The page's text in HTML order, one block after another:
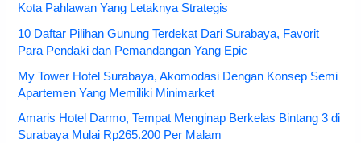
Kota Pahlawan Yang Letaknya Strategis
10 Daftar Pilihan Gunung Terdekat Dari Surabaya, Favorit
Para Pendaki dan Pemandangan Yang Epic
My Tower Hotel Surabaya, Akomodasi Dengan Konsep Semi
Apartemen Yang Memiliki Minimarket
Amaris Hotel Darmo, Tempat Menginap Berkelas Bintang 3 di
Surabaya Mulai Rp265.200 Per Malam